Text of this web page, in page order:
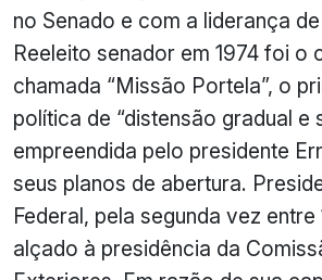
no Senado e com a liderança
Reeleito senador em 1974 foi o
chamada “Missão Portela”, o
política de “distensão gradual e
empreendida pelo presidente
seus planos de abertura.
Federal, pela segunda vez entre
alçado à presidência da